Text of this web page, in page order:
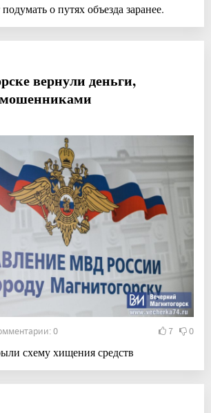
о путях объезда заранее.
вернули деньги,
0 7 0
схему хищения средств